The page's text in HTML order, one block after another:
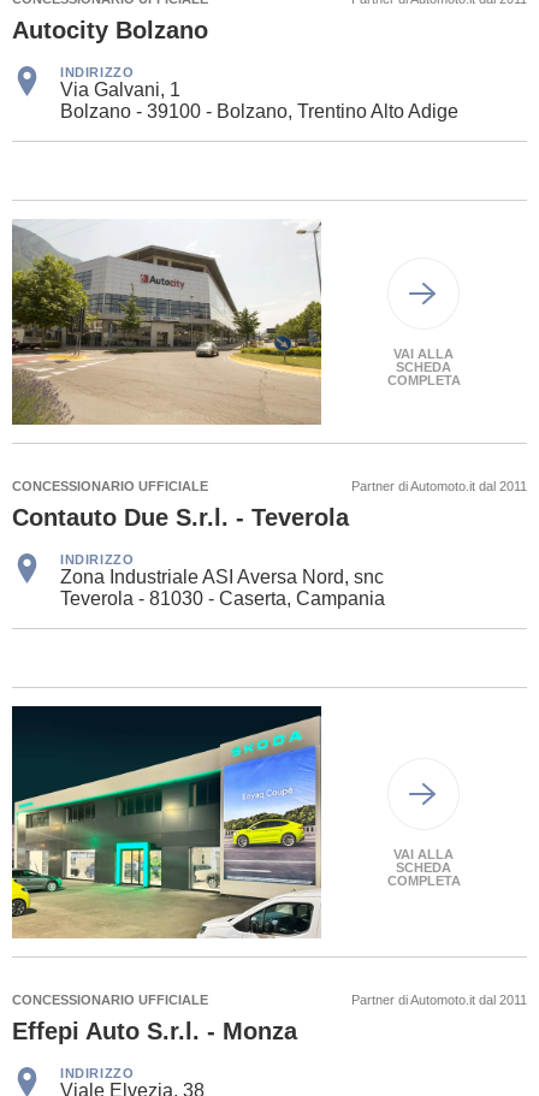
Autocity Bolzano
INDIRIZZO
Via Galvani, 1
Bolzano - 39100 - Bolzano, Trentino Alto Adige
VAI ALLA
SCHEDA
COMPLETA
CONCESSIONARIO UFFICIALE Partner di Automoto.it dal 2011
Contauto Due S.r.l. - Teverola
INDIRIZZO
Zona Industriale ASI Aversa Nord, snc
Teverola - 81030 - Caserta, Campania
VAI ALLA
SCHEDA
COMPLETA
CONCESSIONARIO UFFICIALE Partner di Automoto.it dal 2011
Effepi Auto S.r.l. - Monza
INDIRIZZO
Viale Elvezia, 38